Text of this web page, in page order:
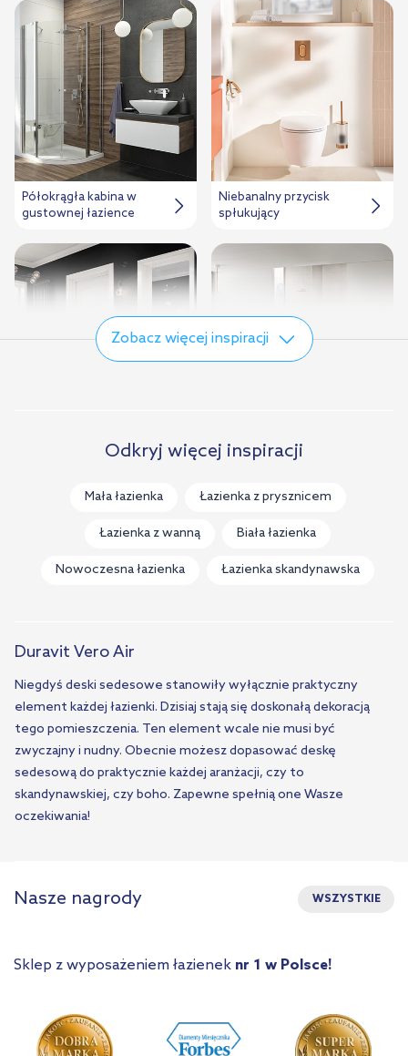
Półokrągła kabina w
gustownej łazience
Niebanalny przycisk
spłukujący
Angielska łazienka
Biel i złoto w
ekskluzywnej łazience
Zobacz więcej inspiracji
Odkryj więcej inspiracji
Mała łazienka Łazienka z prysznicem
Łazienka z wanną Biała łazienka
Nowoczesna łazienka Łazienka skandynawska
Duravit Vero Air
Niegdyś deski sedesowe stanowiły wyłącznie praktyczny
element każdej łazienki. Dzisiaj stają się doskonałą dekoracją
tego pomieszczenia. Ten element wcale nie musi być
zwyczajny i nudny. Obecnie możesz dopasować deskę
sedesową do praktycznie każdej aranżacji, czy to
skandynawskiej, czy boho. Zapewne spełnią one Wasze
oczekiwania!
Nasze nagrody WSZYSTKIE
Sklep z wyposażeniem łazienek nr 1 w Polsce!